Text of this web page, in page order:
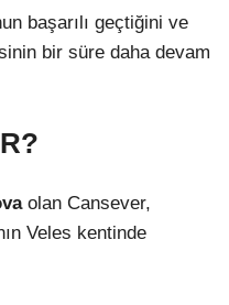
başarılı geçtiğini ve
bir süre daha devam
olan Cansever,
Veles kentinde